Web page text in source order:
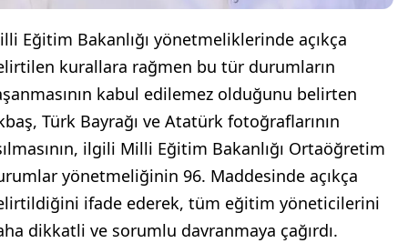
Eğitim Bakanlığı yönetmeliklerinde açıkça
kurallara rağmen bu tür durumların
kabul edilemez olduğunu belirten
Türk Bayrağı ve Atatürk fotoğraflarının
ilgili Milli Eğitim Bakanlığı Ortaöğretim
yönetmeliğinin 96. Maddesinde açıkça
ifade ederek, tüm eğitim yöneticilerini
dikkatli ve sorumlu davranmaya çağırdı.